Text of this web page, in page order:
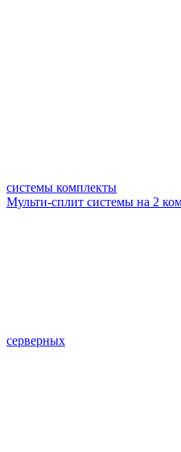
системы комплекты
Мульти-сплит системы на 2
серверных